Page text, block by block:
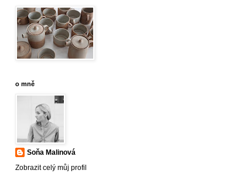
o mně
Soňa Malinová
Zobrazit celý můj profil